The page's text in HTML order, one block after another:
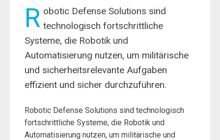
R obotic Defense Solutions sind
technologisch fortschrittliche
Systeme, die Robotik und
Automatisierung nutzen, um militärische
und sicherheitsrelevante Aufgaben
effizient und sicher durchzuführen.
Robotic Defense Solutions sind technologisch
fortschrittliche Systeme, die Robotik und
Automatisierung nutzen, um militärische und